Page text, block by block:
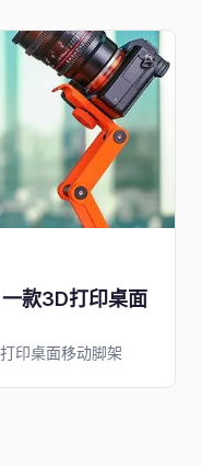
款3D打印桌面
印桌面移动脚架